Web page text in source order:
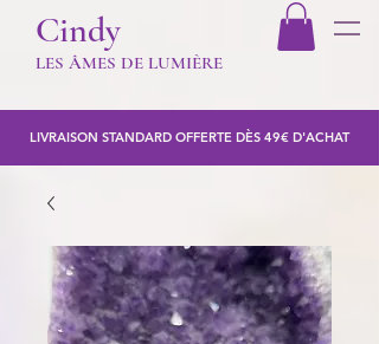
Cindy
LES ÂMES DE LUMIÈRE
LIVRAISON STANDARD OFFERTE DÈS 49€ D'ACHAT